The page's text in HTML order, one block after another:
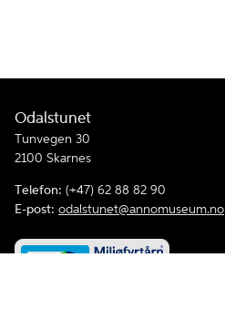
Odalstunet
Tunvegen 30
2100 Skarnes
Telefon: (+47) 62 88 82 90
E-post: odalstunet@annomuseum.no